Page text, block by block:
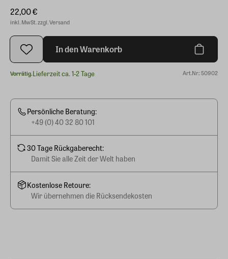
22,00 €
inkl. MwSt. zzgl. Versand
In den Warenkorb
Vorrätig.Lieferzeit ca. 1-2 Tage Art.Nr.: 50902
Persönliche Beratung:
+49 (0) 40 32 80 101
30 Tage Rückgaberecht:
Damit Sie alle Zeit der Welt haben
Kostenlose Retoure:
Wir übernehmen die Rücksendekosten